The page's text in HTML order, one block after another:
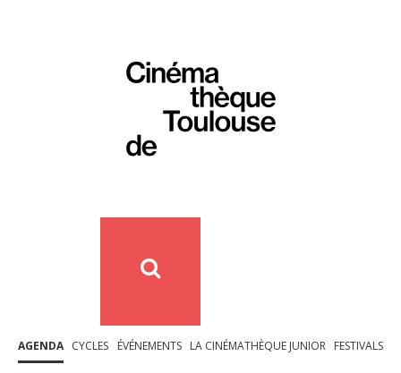
AGENDA CYCLES ÉVÉNEMENTS LA CINÉMATHÈQUE JUNIOR FESTIVALS